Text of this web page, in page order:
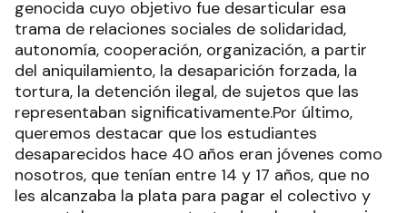
genocida cuyo objetivo fue desarticular esa
trama de relaciones sociales de solidaridad,
autonomía, cooperación, organización, a partir
del aniquilamiento, la desaparición forzada, la
tortura, la detención ilegal, de sujetos que las
representaban significativamente.Por último,
queremos destacar que los estudiantes
desaparecidos hace 40 años eran jóvenes como
nosotros, que tenían entre 14 y 17 años, que no
les alcanzaba la plata para pagar el colectivo y